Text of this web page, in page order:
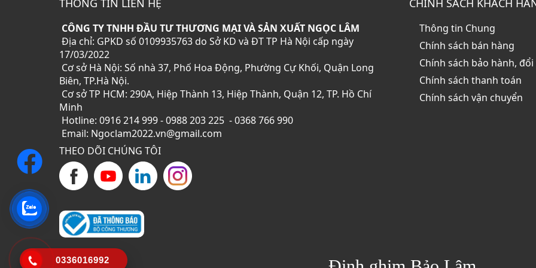
kinh doanh suôn sẻ và
nhé.
CÔNG TY TNHH ĐẦU TƯ THƯƠNG MẠI VÀ SẢN XUẤT NGỌC LÂM
Địa chỉ: GPKD số 0109935763 do Sở KD và ĐT TP Hà Nội cấp ngày
17/03/2022
Cơ sở Hà Nội: Số nhà 37, Phố Hoa Động, Phường Cự Khối, Quận Long
Biên, TP.Hà Nội.
Cơ sở TP HCM: 290A, Hiệp Thành 13, Hiệp Thành, Quận 12, TP. Hồ Chí
Minh
Hotline: 0916 214 999 - 0988 203 225 - 0368 766 990
Email: Ngoclam2022.vn@gmail.com
THEO DÕI CHÚNG TÔI
Thông tin Chung
Chính sách bán hàng
Chính sách bảo hành,
Chính sách thanh toán
Chính sách vận chuyển
0336016992